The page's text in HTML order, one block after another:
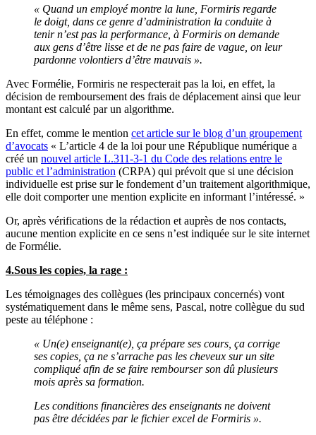
« Quand un employé montre la lune, Formiris regarde
le doigt, dans ce genre d’administration la conduite à
tenir n’est pas la performance, à Formiris on demande
aux gens d’être lisse et de ne pas faire de vague, on leur
pardonne volontiers d’être mauvais ».
Avec Formélie, Formiris ne respecterait pas la loi, en effet, la
décision de remboursement des frais de déplacement ainsi que leur
montant est calculé par un algorithme.
En effet, comme le mention cet article sur le blog d’un groupement
d’avocats « L’article 4 de la loi pour une République numérique a
créé un nouvel article L.311-3-1 du Code des relations entre le
public et l’administration (CRPA) qui prévoit que si une décision
individuelle est prise sur le fondement d’un traitement algorithmique,
elle doit comporter une mention explicite en informant l’intéressé. »
Or, après vérifications de la rédaction et auprès de nos contacts,
aucune mention explicite en ce sens n’est indiquée sur le site internet
de Formélie.
4.Sous les copies, la rage :
Les témoignages des collègues (les principaux concernés) vont
systématiquement dans le même sens, Pascal, notre collègue du sud
peste au téléphone :
« Un(e) enseignant(e), ça prépare ses cours, ça corrige
ses copies, ça ne s’arrache pas les cheveux sur un site
compliqué afin de se faire rembourser son dû plusieurs
mois après sa formation.
Les conditions financières des enseignants ne doivent
pas être décidées par le fichier excel de Formiris ».